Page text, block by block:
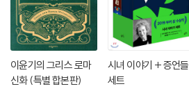
이윤기의 그리스 로마
신화 (특별 합본판)
시녀 이야기 + 증언들
세트